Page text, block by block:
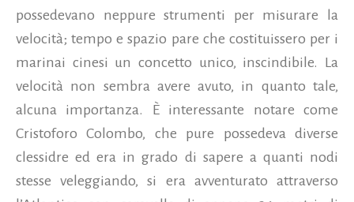
possedevano neppure strumenti per misurare la
velocità; tempo e spazio pare che costituissero per i
marinai cinesi un concetto unico, inscindibile. La
velocità non sembra avere avuto, in quanto tale,
alcuna importanza. È interessante notare come
Cristoforo Colombo, che pure possedeva diverse
clessidre ed era in grado di sapere a quanti nodi
stesse veleggiando, si era avventurato attraverso